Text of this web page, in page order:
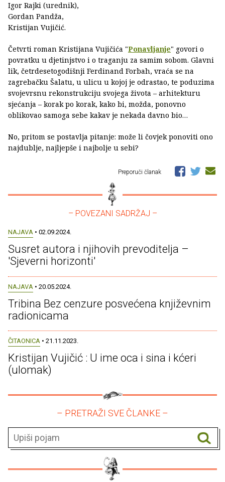
Igor Rajki (urednik),
Gordan Pandža,
Kristijan Vujičić.
Četvrti roman Kristijana Vujičića "Ponavljanje" govori o
povratku u djetinjstvo i o traganju za samim sobom. Glavni
lik, četrdesetogodišnji Ferdinand Forbah, vraća se na
zagrebačku Šalatu, u ulicu u kojoj je odrastao, te poduzima
svojevrsnu rekonstrukciju svojega života – arhitekturu
sjećanja – korak po korak, kako bi, možda, ponovno
oblikovao samoga sebe kakav je nekada davno bio…
No, pritom se postavlja pitanje: može li čovjek ponoviti ono
najdublje, najljepše i najbolje u sebi?
Preporuči članak
– POVEZANI SADRŽAJ –
NAJAVA • 02.09.2024.
Susret autora i njihovih prevoditelja –
'Sjeverni horizonti'
NAJAVA • 20.05.2024.
Tribina Bez cenzure posvećena književnim
radionicama
ČITAONICA • 21.11.2023.
Kristijan Vujičić : U ime oca i sina i kćeri
(ulomak)
– PRETRAŽI SVE ČLANKE –